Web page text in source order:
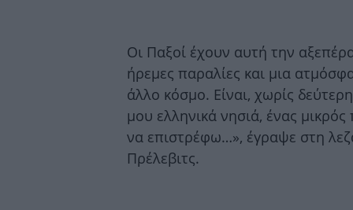
Οι Παξοί έχουν αυτή την
ήρεμες παραλίες και μια
άλλο κόσμο. Είναι, χωρίς
μου ελληνικά νησιά, ένας
να επιστρέφω…», έγραψε στη
Πρέλεβιτς.